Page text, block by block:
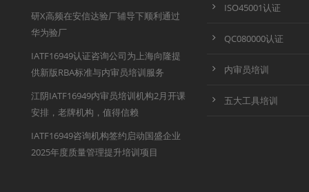
研X高频在安信达验厂辅导下顺利通过
华为验厂
IATF16949认证咨询公司为上海向隆提
供新版RBA标准与内审员培训服务
江阴IATF16949内审员培训机构2月开课
安排，老牌机构，值得信赖
IATF16949咨询机构签约启动国盛企业
2025年度质量管理提升培训项目
ISO45001认证
QC080000认证
内审员培训
五大工具培训